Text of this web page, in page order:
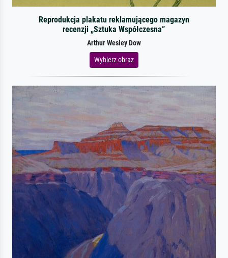
Reprodukcja plakatu reklamującego magazyn
recenzji „Sztuka Współczesna”
Arthur Wesley Dow
Wybierz obraz